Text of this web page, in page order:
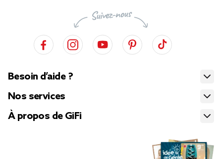
Besoin d’aide ?
Nos services
À propos de GiFi